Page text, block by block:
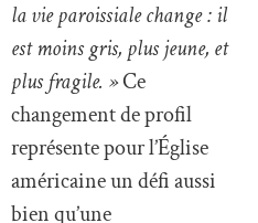
la vie paroissiale change : il
est moins gris, plus jeune, et
plus fragile. »Ce
changement de profil
représente pour l’Église
américaine un défi aussi
bien qu’une